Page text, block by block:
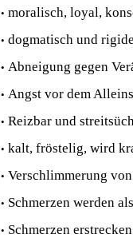
• moralisch, loyal,
• dogmatisch und rigide
• Abneigung gegen
• Angst vor dem
• Reizbar und
• kalt, fröstelig, wird
• Verschlimmerung
• Schmerzen werden
• Schmerzen